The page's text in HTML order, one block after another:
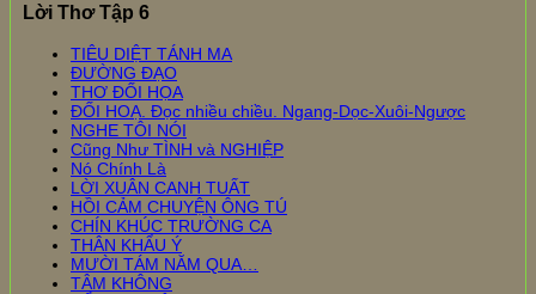
Lời Thơ Tập 6
TIÊU DIỆT TÁNH MA
ĐƯỜNG ĐẠO
THƠ ĐỐI HỌA
ĐỐI HOẠ. Đọc nhiều chiều. Ngang-Dọc-Xuôi-Ngược
NGHE TÔI NÓI
Cũng Như TÌNH và NGHIỆP
Nó Chính Là
LỜI XUÂN CANH TUẤT
HỒI CẢM CHUYỆN ÔNG TÚ
CHÍN KHÚC TRƯỜNG CA
THÂN KHẨU Ý
MƯỜI TÁM NĂM QUA…
TÂM KHÔNG